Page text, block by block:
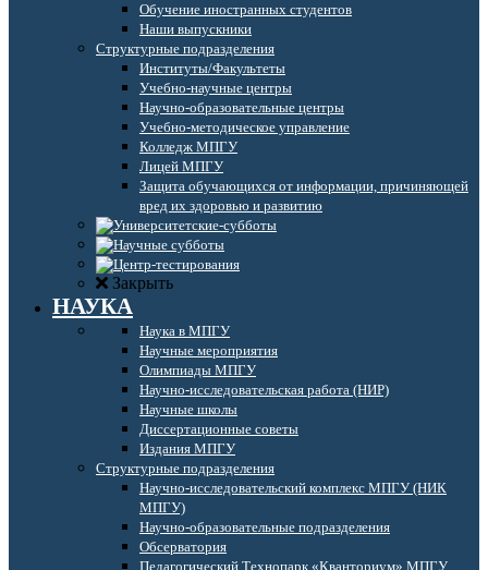
Обучение иностранных студентов
Наши выпускники
Структурные подразделения
Институты/Факультеты
Учебно-научные центры
Научно-образовательные центры
Учебно-методическое управление
Колледж МПГУ
Лицей МПГУ
Защита обучающихся от информации, причиняющей
вред их здоровью и развитию
Закрыть
НАУКА
Наука в МПГУ
Научные мероприятия
Олимпиады МПГУ
Научно-исследовательская работа (НИР)
Научные школы
Диссертационные советы
Издания МПГУ
Структурные подразделения
Научно-исследовательский комплекс МПГУ (НИК
МПГУ)
Научно-образовательные подразделения
Обсерватория
Педагогический Технопарк «Кванториум» МПГУ